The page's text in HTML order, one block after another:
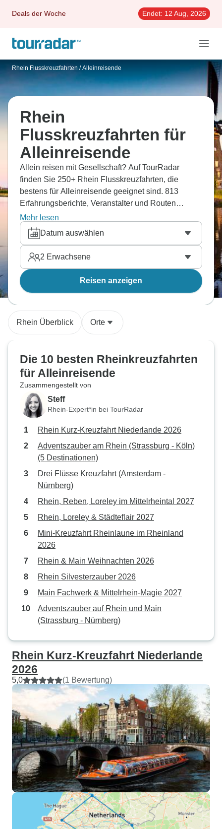
Deals der Woche Endet: 12 Aug, 2026
Rhein Flusskreuzfahrten / Alleinreisende
Rhein
Flusskreuzfahrten für
Alleinreisende
Allein reisen mit Gesellschaft? Auf TourRadar
finden Sie 250+ Rhein Flusskreuzfahrten, die
bestens für Alleinreisende geeignet sind. 813
Erfahrungsberichte, Veranstalter und Routen
vergleichen und die beste Kreuzfahrt flexibel
buchen.
Mehr lesen
Datum auswählen
2 Erwachsene
Reisen anzeigen
Rhein Überblick Orte
Die 10 besten Rheinkreuzfahrten
für Alleinreisende
Zusammengestellt von
Steff
Rhein-Expert*in bei TourRadar
Rhein Kurz-Kreuzfahrt Niederlande 2026
Adventszauber am Rhein (Strassburg - Köln)
(5 Destinationen)
Drei Flüsse Kreuzfahrt (Amsterdam -
Nürnberg)
Rhein, Reben, Loreley im Mittelrheintal 2027
Rhein, Loreley & Städteflair 2027
Mini-Kreuzfahrt Rheinlaune im Rheinland
2026
Rhein & Main Weihnachten 2026
Rhein Silvesterzauber 2026
Main Fachwerk & Mittelrhein-Magie 2027
Adventszauber auf Rhein und Main
(Strassburg - Nürnberg)
Rhein Kurz-Kreuzfahrt Niederlande
2026
5,0 (1 Bewertung)